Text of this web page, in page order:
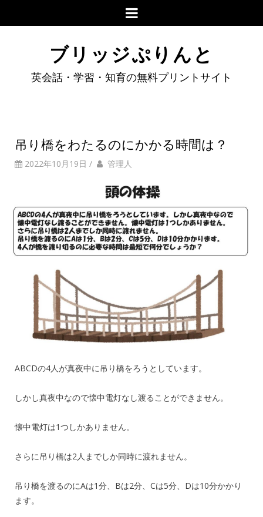
ブリッジぷりんと
英会話・学習・知育の無料プリントサイト
吊り橋をわたるのにかかる時間は？
2022年10月19日 / 管理人
ABCDの4人が真夜中に吊り橋をろうとしています。
しかし真夜中なので懐中電灯なし渡ることができません。
懐中電灯は1つしかありません。
さらに吊り橋は2人までしか同時に渡れません。
吊り橋を渡るのにAは1分、Bは2分、Cは5分、Dは10分かかり
ます。